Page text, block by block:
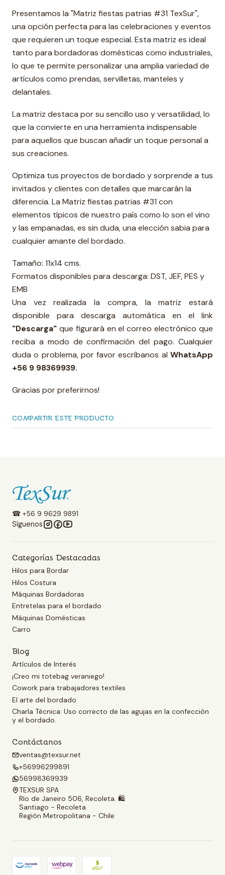
Presentamos la "Matriz fiestas patrias #31 TexSur",
una opción perfecta para las celebraciones y eventos
que requieren un toque especial. Esta matriz es ideal
tanto para bordadoras domésticas como industriales,
lo que te permite personalizar una amplia variedad de
artículos como prendas, servilletas, manteles y
delantales.
La matriz destaca por su sencillo uso y versatilidad, lo
que la convierte en una herramienta indispensable
para aquellos que buscan añadir un toque personal a
sus creaciones.
Optimiza tus proyectos de bordado y sorprende a tus
invitados y clientes con detalles que marcarán la
diferencia. La Matriz fiestas patrias #31 con
elementos típicos de nuestro país como lo son el vino
y las empanadas, es sin duda, una elección sabia para
cualquier amante del bordado.
Tamaño: 11x14 cms.
Formatos disponibles para descarga: DST, JEF, PES y
EMB
Una vez realizada la compra, la matriz estará
disponible para descarga automática en el link
"Descarga" que figurará en el correo electrónico que
reciba a modo de confirmación del pago. Cualquier
duda o problema, por favor escríbanos al WhatsApp
+56 9 98369939.
Gracias por preferirnos!
COMPARTIR ESTE PRODUCTO
☎ +56 9 9629 9891
Síguenos
Categorías Destacadas
Hilos para Bordar
Hilos Costura
Máquinas Bordadoras
Entretelas para el bordado
Máquinas Domésticas
Carro
Blog
Artículos de Interés
¡Creo mi totebag veraniego!
Cowork para trabajadores textiles
El arte del bordado
Charla Técnica: Uso correcto de las agujas en la confección
y el bordado.
Contáctanos
ventas@texsur.net
+56996299891
56998369939
TEXSUR SPA
Río de Janeiro 506, Recoleta. 🛍️
Santiago - Recoleta
Región Metropolitana - Chile